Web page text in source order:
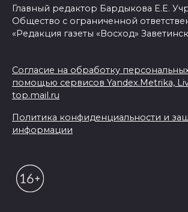
Главный редактор Бардыкова Е.Е.
Общество с ограниченной
«Редакция газеты «Восход»
Согласие на обработку
помощью сервисов Yandex.Metrika,
top.mail.ru
Политика конфиденциальности и
информации